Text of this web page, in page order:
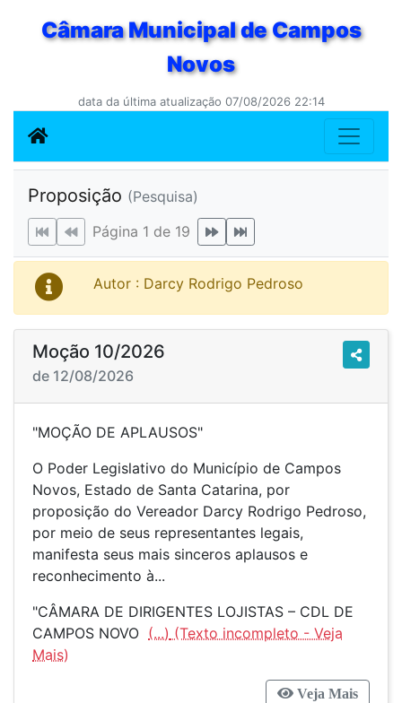
Câmara Municipal de Campos
Novos
data da última atualização 07/08/2026 22:14
Proposição (Pesquisa)
Página 1 de 19
Autor : Darcy Rodrigo Pedroso
Moção 10/2026
de 12/08/2026
"MOÇÃO DE APLAUSOS"
O Poder Legislativo do Município de Campos
Novos, Estado de Santa Catarina, por
proposição do Vereador Darcy Rodrigo Pedroso,
por meio de seus representantes legais,
manifesta seus mais sinceros aplausos e
reconhecimento à...
"CÂMARA DE DIRIGENTES LOJISTAS – CDL DE
CAMPOS NOVO (...)
Veja Mais